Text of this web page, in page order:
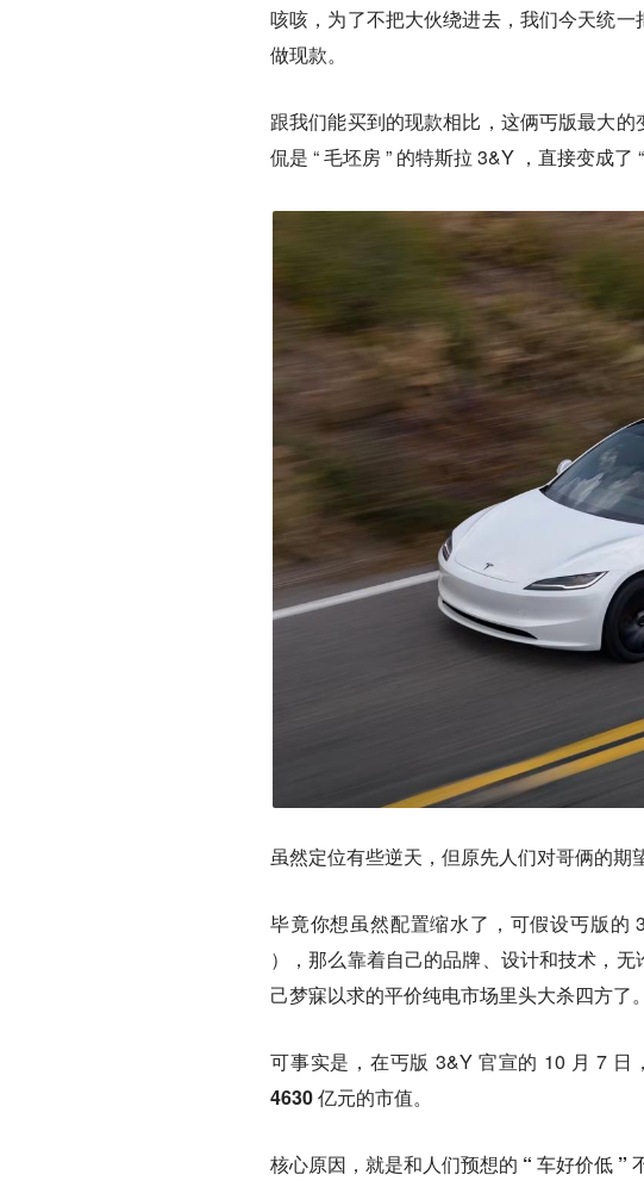
咳咳，为了不把大伙绕进去，我们今天统
做现款。
跟我们能买到的现款相比，这俩丐版最大的
侃是 “ 毛坯房 ” 的特斯拉 3&Y ，直接变成了 “
虽然定位有些逆天，但原先人们对哥俩的期
毕竟你想虽然配置缩水了，可假设丐版的
）
，那么靠着自己的品牌、设计和技术，
己梦寐以求的平价纯电市场里头大杀四方了。
可事实是，在丐版 3&Y 官宣的 10 月 7 日，
4630 亿元的市值。
核心原因，就是和人们预想的 “ 车好价低 ”